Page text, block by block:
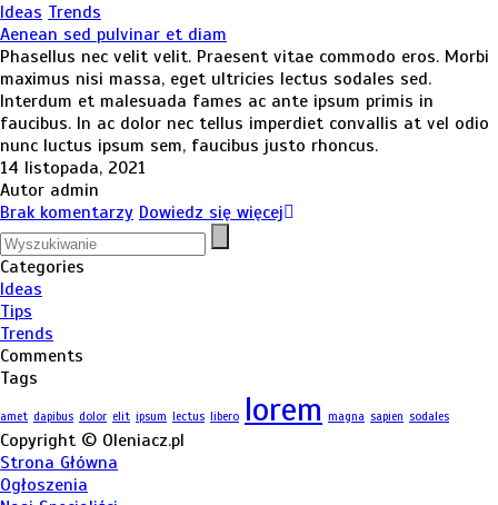
Ideas Trends
Aenean sed pulvinar et diam
Phasellus nec velit velit. Praesent vitae commodo eros. Morbi
maximus nisi massa, eget ultricies lectus sodales sed.
Interdum et malesuada fames ac ante ipsum primis in
faucibus. In ac dolor nec tellus imperdiet convallis at vel odio
nunc luctus ipsum sem, faucibus justo rhoncus.
14 listopada, 2021
Autor admin
Brak komentarzy Dowiedz się więcej
Categories
Ideas
Tips
Trends
Comments
Tags
amet dapibus dolor elit ipsum lectus libero lorem magna sapien sodales
Copyright © Oleniacz.pl
Strona Główna
Ogłoszenia